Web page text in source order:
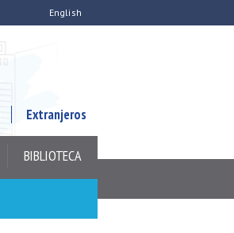
English
Extranjeros
BIBLIOTECA